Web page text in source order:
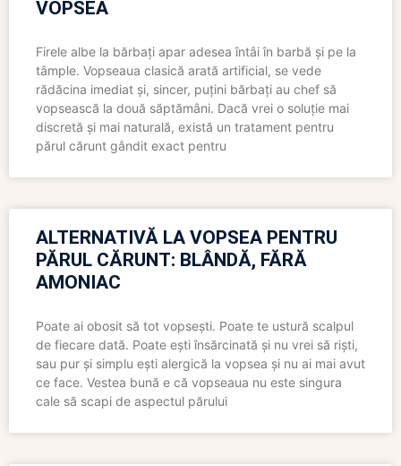
VOPSEA
Firele albe la bărbați apar adesea întâi în barbă și pe la
tâmple. Vopseaua clasică arată artificial, se vede
rădăcina imediat și, sincer, puțini bărbați au chef să
vopsească la două săptămâni. Dacă vrei o soluție mai
discretă și mai naturală, există un tratament pentru
părul cărunt gândit exact pentru
ALTERNATIVĂ LA VOPSEA PENTRU
PĂRUL CĂRUNT: BLÂNDĂ, FĂRĂ
AMONIAC
Poate ai obosit să tot vopsești. Poate te ustură scalpul
de fiecare dată. Poate ești însărcinată și nu vrei să riști,
sau pur și simplu ești alergică la vopsea și nu ai mai avut
ce face. Vestea bună e că vopseaua nu este singura
cale să scapi de aspectul părului